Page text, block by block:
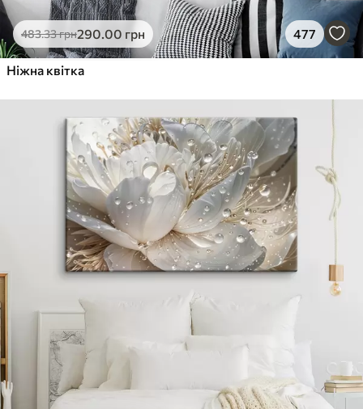
483.33грн290.00 грн 477
Ніжна квітка